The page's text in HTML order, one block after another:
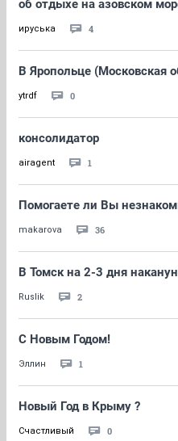
об отдыхе на азовском
ируська 4
В Яропольце (Московская
ytrdf 0
консолидатор
airagent 1
Помогаете ли Вы
makarova 36
В Томск на 2-3 дня
Ruslik 2
С Новым Годом!
Эллин 1
Новый Год в Крыму ?
Счастливый 0